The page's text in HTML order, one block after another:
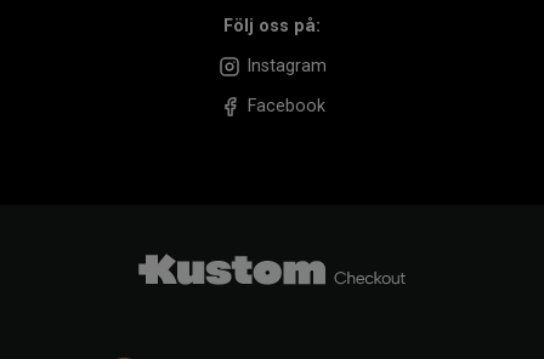
Följ oss på:
Instagram
Facebook